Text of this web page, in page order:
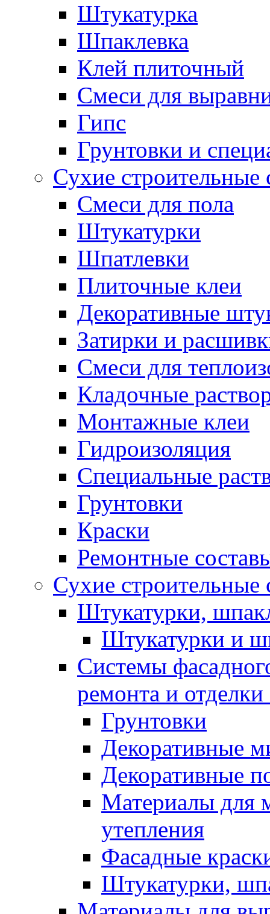
Штукатурка
Шпаклевка
Клей плиточный
Смеси для
Гипс
Грунтовки и
Сухие
Смеси для пола
Штукатурки
Шпатлевки
Плиточные клеи
Декоративные
Затирки и
Смеси для
Кладочные
Монтажные клеи
Гидроизоляция
Специальные
Грунтовки
Краски
Ремонтные
Сухие
Штукатурки,
Штукатурки и
Системы
ремонта и отделки
Грунтовки
Декоративные
Декоративные
Материалы для
утепления
Фасадные
Штукатурки,